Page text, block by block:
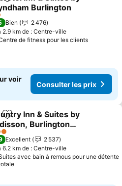
Ajouter à mes favoris
Burlington
Bien
2 476
2.9 km de : Centre-ville
de fitness pour les clients
voir
Consulter les prix
Ajouter à mes favoris
Inn & Suites by
Burlington
NC
Excellent
2 537
6.2 km de : Centre-ville
avec bain à remous pour une détente